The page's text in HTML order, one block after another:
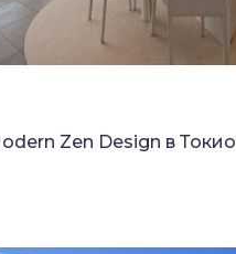
Zen Design в Токио